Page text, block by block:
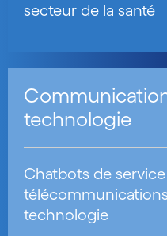
secteur de la santé
technologie
Chatbots de
technologie